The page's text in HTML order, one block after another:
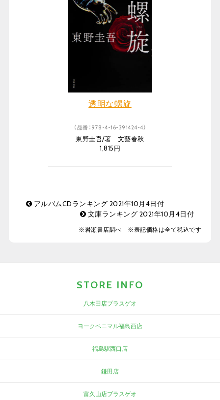
透明な螺旋
（品番：978-4-16-391424-4）
東野圭吾/著 文藝春秋
1,815円
アルバムCDランキング 2021年10月4日付
文庫ランキング 2021年10月4日付
※岩瀬書店調べ ※表記価格は全て税込です
STORE INFO
八木田店プラスゲオ
ヨークベニマル福島西店
福島駅西口店
鎌田店
富久山店プラスゲオ